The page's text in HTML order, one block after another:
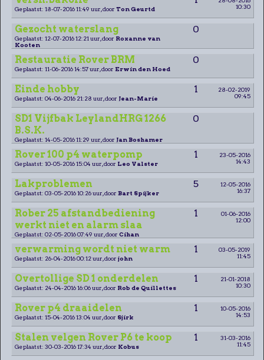
10:30
Geplaatst: 18-07-2016 11:49 uur, door Ton Geurtd
Gezocht waterslang 0
Geplaatst: 12-07-2016 12:21 uur, door Roxanne van
Kooten
Restauratie Rover BRM 0
Geplaatst: 11-06-2016 14:57 uur, door Erwin den Hoed
Einde hobby 1
28-02-2019
09:45
Geplaatst: 04-06-2016 21:28 uur, door Jean-Marie
SD1 Vijfbak LeylandHRG 1266
B.S.K.
0
Geplaatst: 14-05-2016 11:29 uur, door Jan Boshamer
Rover 100 p4 waterpomp 1
23-05-2016
14:43
Geplaatst: 10-05-2016 15:04 uur, door Leo Valster
Lakproblemen 5
12-05-2016
16:37
Geplaatst: 03-05-2016 10:26 uur, door Bart Spijker
Rober 25 afstandbediening
werkt niet en alarm slaa
1
01-06-2016
12:00
Geplaatst: 02-05-2016 07:49 uur, door Cihan
verwarming wordt niet warm 1
03-05-2019
11:45
Geplaatst: 26-04-2016 00:12 uur, door john
Overtollige SD 1 onderdelen 1
21-01-2018
10:30
Geplaatst: 24-04-2016 16:06 uur, door Rob de Quillettes
Rover p4 draaidelen 1
10-05-2016
14:53
Geplaatst: 15-04-2016 13:04 uur, door Sjirk
Stalen velgen Rover P6 te koop 1
31-03-2016
11:45
Geplaatst: 30-03-2016 17:34 uur, door Kobus